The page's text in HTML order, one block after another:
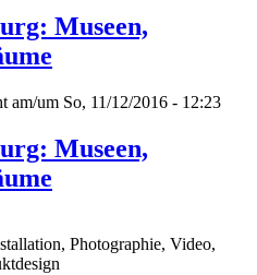
Museen,
am/um So, 11/12/2016 - 12:23
Museen,
Photographie, Video,